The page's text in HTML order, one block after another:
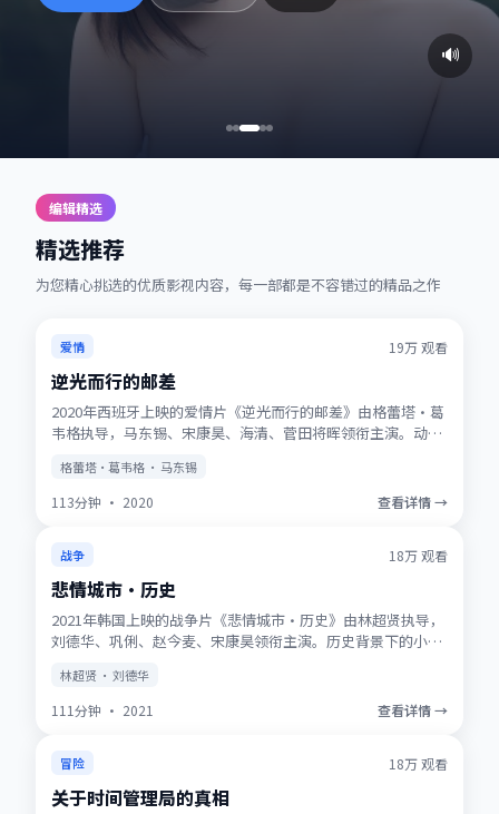
🔊
编辑精选
精选推荐
为您精心挑选的优质影视内容，每一部都是不容错过的精品之作
热播 ★7.2
爱情 19万观看
逆光而行的邮差
2020年西班牙上映的爱情片《逆光而行的邮差》由格蕾塔·葛
韦格执导，马东锡、宋康昊、海清、菅田将晖领衔主演。动画
度选择，观影体验稳定流畅。
格蕾塔·葛韦格 · 马东锡
113分钟 · 2020 查看详情 →
获奖 ★9.7
战争 18万观看
悲情城市·历史
2021年韩国上映的战争片《悲情城市·历史》由林超贤执导，
刘德华、巩俐、赵今麦、宋康昊领衔主演。历史背景下的小人
新，支持多终端流畅播放。
林超贤 · 刘德华
111分钟 · 2021 查看详情 →
NEW ★9.5
冒险 18万观看
关于时间管理局的真相